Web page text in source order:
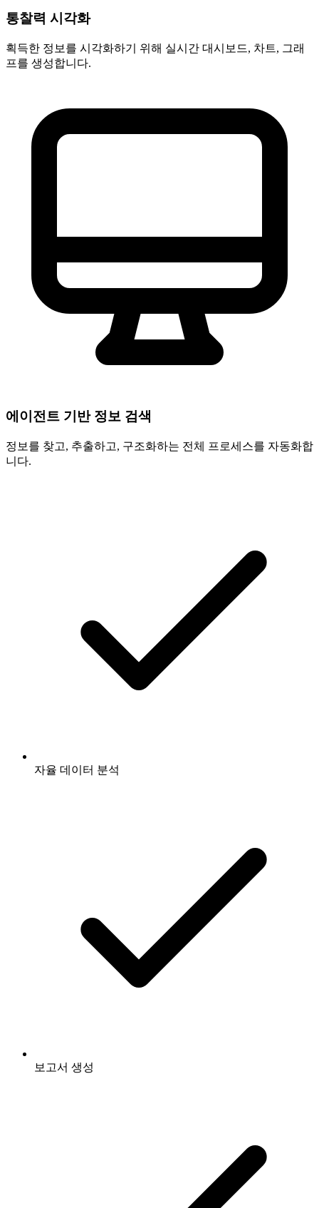
통찰력 시각화
획득한 정보를 시각화하기 위해 실시간 대시보드, 차트, 그래
프를 생성합니다.
에이전트 기반 정보 검색
정보를 찾고, 추출하고, 구조화하는 전체 프로세스를 자동화합
니다.
자율 데이터 분석
보고서 생성